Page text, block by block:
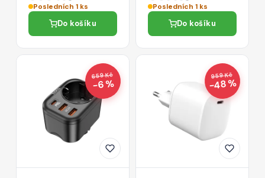
Posledních 1 ks
Do košíku
Posledních 1 ks
Do košíku
659 Kč
−6 %
959 Kč
−48 %